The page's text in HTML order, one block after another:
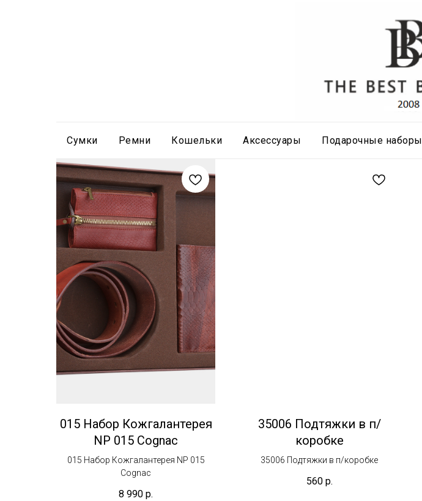
Сумки Ремни Кошельки Аксессуары Подарочные наборы
015 Набор Кожгалантерея
NP 015 Cognac
015 Набор Кожгалантерея NP 015
Cognac
8 990 р.
35006 Подтяжки в п/
коробке
35006 Подтяжки в п/коробке
560 р.